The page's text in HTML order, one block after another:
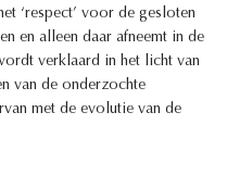
‘respect’ voor de gesloten
en alleen daar afneemt in de
verklaard in het licht van
van de onderzochte
met de evolutie van de